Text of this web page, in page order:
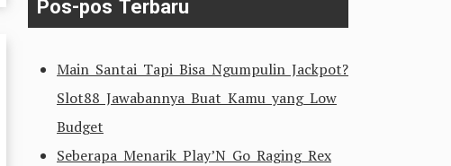
Pos-pos Terbaru
Main Santai Tapi Bisa Ngumpulin Jackpot?
Slot88 Jawabannya Buat Kamu yang Low
Budget
Seberapa Menarik Play’N Go Raging Rex